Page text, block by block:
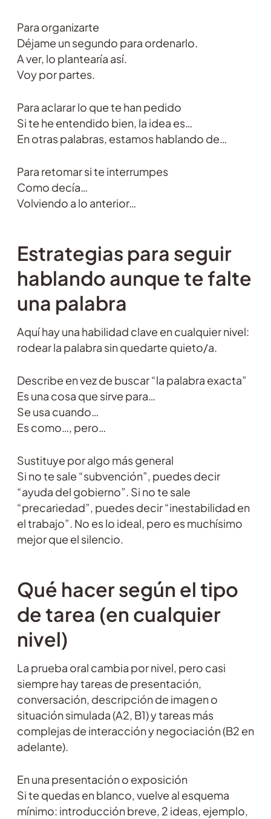
Para organizarte
Déjame un segundo para ordenarlo.
A ver, lo plantearía así.
Voy por partes.
Para aclarar lo que te han pedido
Si te he entendido bien, la idea es…
En otras palabras, estamos hablando de…
Para retomar si te interrumpes
Como decía…
Volviendo a lo anterior…
Estrategias para seguir
hablando aunque te falte
una palabra
Aquí hay una habilidad clave en cualquier nivel:
rodear la palabra sin quedarte quieto/a.
Describe en vez de buscar “la palabra exacta”
Es una cosa que sirve para…
Se usa cuando…
Es como…, pero…
Sustituye por algo más general
Si no te sale “subvención”, puedes decir
“ayuda del gobierno”. Si no te sale
“precariedad”, puedes decir “inestabilidad en
el trabajo”. No es lo ideal, pero es muchísimo
mejor que el silencio.
Qué hacer según el tipo
de tarea (en cualquier
nivel)
La prueba oral cambia por nivel, pero casi
siempre hay tareas de presentación,
conversación, descripción de imagen o
situación simulada (A2, B1) y tareas más
complejas de interacción y negociación (B2 en
adelante).
En una presentación o exposición
Si te quedas en blanco, vuelve al esquema
mínimo: introducción breve, 2 ideas, ejemplo,